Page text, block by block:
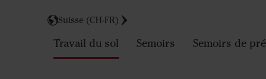
Suisse (CH-FR)
Travail du sol Semoirs Semoirs de